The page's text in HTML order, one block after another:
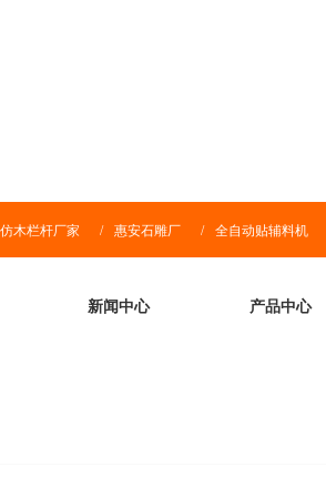
仿木栏杆厂家 / 惠安石雕厂 / 全自动贴辅料机
新闻中心 产品中心